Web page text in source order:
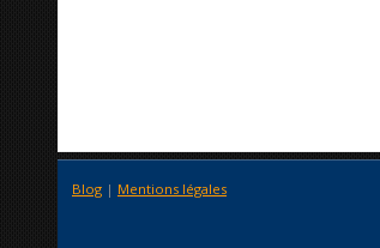
Blog | Mentions légales